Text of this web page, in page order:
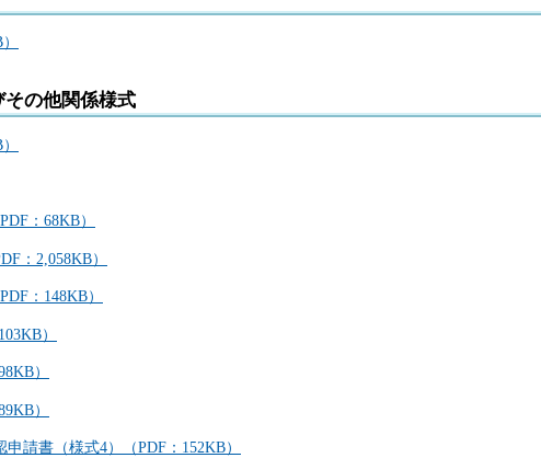
その他関係様式
：68KB）
：2,058KB）
：148KB）
）
）
）
請書（様式4）（PDF：152KB）